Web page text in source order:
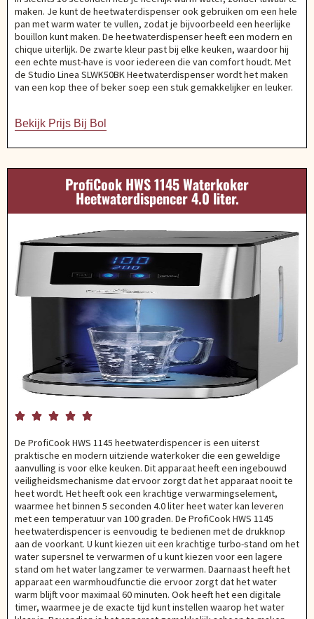
maken. Je kunt de heetwaterdispenser ook gebruiken om een hele
pan met warm water te vullen, zodat je bijvoorbeeld een heerlijke
bouillon kunt maken. De heetwaterdispenser heeft een modern en
chique uiterlijk. De zwarte kleur past bij elke keuken, waardoor hij
een echte must-have is voor iedereen die van comfort houdt. Met
de Studio Linea SLWK50BK Heetwaterdispenser wordt het maken
van een kop thee of beker soep een stuk gemakkelijker en leuker.
Bekijk Prijs Bij Bol
ProfiCook HWS 1145 Waterkoker
Heetwaterdispencer 4.0 liter.
    
De ProfiCook HWS 1145 heetwaterdispencer is een uiterst
praktische en modern uitziende waterkoker die een geweldige
aanvulling is voor elke keuken. Dit apparaat heeft een ingebouwd
veiligheidsmechanisme dat ervoor zorgt dat het apparaat nooit te
heet wordt. Het heeft ook een krachtige verwarmingselement,
waarmee het binnen 5 seconden 4.0 liter heet water kan leveren
met een temperatuur van 100 graden. De ProfiCook HWS 1145
heetwaterdispencer is eenvoudig te bedienen met de drukknop
aan de voorkant. U kunt kiezen uit een krachtige turbo-stand om het
water supersnel te verwarmen of u kunt kiezen voor een lagere
stand om het water langzamer te verwarmen. Daarnaast heeft het
apparaat een warmhoudfunctie die ervoor zorgt dat het water
warm blijft voor maximaal 60 minuten. Ook heeft het een digitale
timer, waarmee je de exacte tijd kunt instellen waarop het water